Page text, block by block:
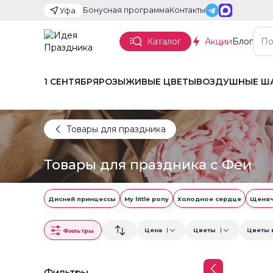
Уфа Бонусная программаКонтакты
Каталог АкцииБлог
1 СЕНТЯБРЯРОЗЫЖИВЫЕ ЦВЕТЫВОЗДУШНЫЕ
Товары для праздника
Товары для праздника с Феи
Дисней принцессы My little pony Холодное сердце
Фильтры Цена Цветы Цветы